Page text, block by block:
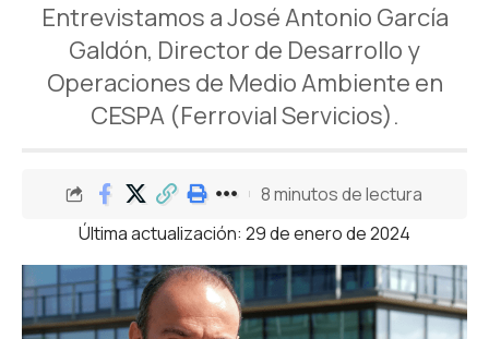
Entrevistamos a José Antonio García
Galdón, Director de Desarrollo y
Operaciones de Medio Ambiente en
CESPA (Ferrovial Servicios).
Última actualización: 29 de enero de 2024
8 minutos de lectura